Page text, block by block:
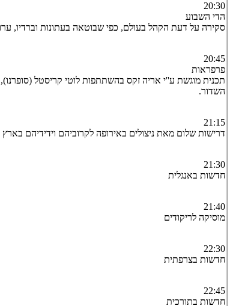
20:30
הדי השבוע
סקירה על דעת הקהל בעולם, כפי שבוטאה בעתונות וברדיו,
20:45
פרפראות
תכנית מוגשת ע''י אריה זקס בהשתתפות לוטי קריסטל
השדור.
21:15
דרישות שלום מאת ניצולים באירופה לקרוביהם וידידיהם בארץ
21:30
חדשות באנגלית
21:40
מוסיקה לריקודים
22:30
חדשות בצרפתית
22:45
חדשות בתורכית